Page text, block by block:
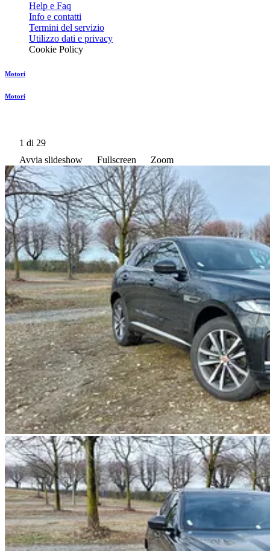
Help e Faq
Info e contatti
Termini del servizio
Utilizzo dati e privacy
Cookie Policy
Motori
Motori
1 di 29
Avvia slideshow
Fullscreen Zoom